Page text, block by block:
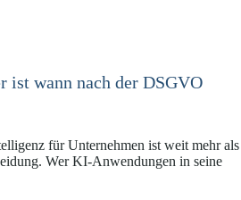
ist wann nach der DSGVO
für Unternehmen ist weit mehr als
Wer KI-Anwendungen in seine